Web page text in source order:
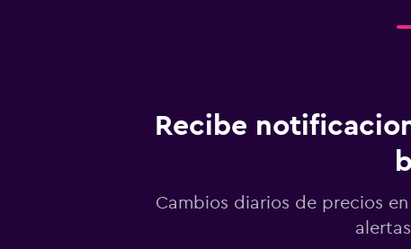
Recibe
Cambios diarios de precios